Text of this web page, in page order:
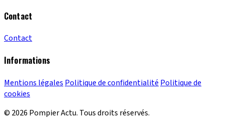
Contact
Contact
Informations
Mentions légales Politique de confidentialité Politique de
cookies
© 2026 Pompier Actu. Tous droits réservés.